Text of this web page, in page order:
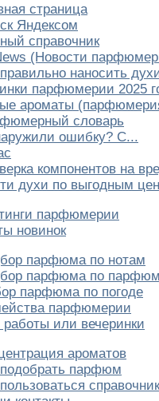
страница
Яндексом
справочник
(Новости
наносить
парфюмерии 2025
ароматы
словарь
ошибку? С...
компонентов на
духи по выгодным
парфюмерии
новинок
парфюма по нотам
парфюма по
парфюма по погоде
парфюмерии
или вечеринки
ароматов
парфюм